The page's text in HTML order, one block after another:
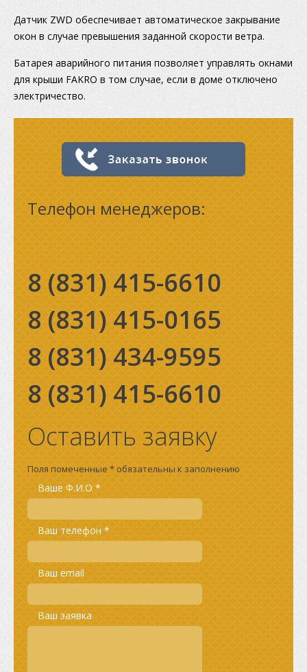
Датчик ZWD обеспечивает автоматическое закрывание
окон в случае превышения заданной скорости ветра.
Батарея аварийного питания позволяет управлять окнами
для крыши FAKRO в том случае, если в доме отключено
электричество.
Телефон менеджеров:
8 (831) 415-6610
8 (831) 415-0165
8 (831) 434-9595
8 (831) 415-6610
Оставить заявку
Поля помеченные * обязательны к заполнению
Ваше Ф.И.О *
Ваш телефон *
Ваш email
Ваш заявка